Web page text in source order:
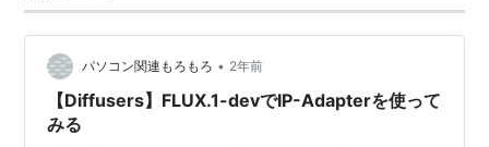
パソコン関連もろもろ • 2年前
【Diffusers】FLUX.1-devでIP-Adapterを使って
みる